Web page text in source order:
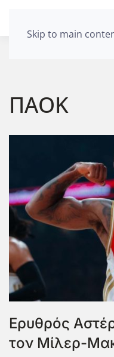
Skip to main
ΠΑΟΚ
Ερυθρός
τον Μίλερ-